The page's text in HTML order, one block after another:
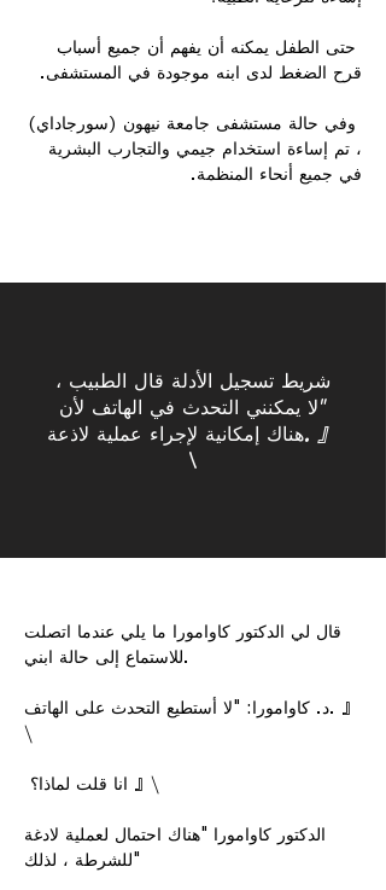
​ حتى الطفل يمكنه أن يفهم أن جميع أسباب
قرح الضغط لدى ابنه موجودة في المستشفى.
​ وفي حالة مستشفى جامعة نيهون (سورجاداي)
، تم إساءة استخدام جيمي والتجارب البشرية
في جميع أنحاء المنظمة.
شريط تسجيل الأدلة قال الطبيب ،
"لا يمكنني التحدث في الهاتف لأن
هناك إمكانية لإجراء عملية لاذعة. 』
\
قال لي الدكتور كاوامورا ما يلي عندما اتصلت
للاستماع إلى حالة ابني.​
د. كاوامورا: "لا أستطيع التحدث على الهاتف. 』
\
​ انا قلت لماذا؟ 』\​
الدكتور كاوامورا "هناك احتمال لعملية لادغة
للشرطة ، لذلك"